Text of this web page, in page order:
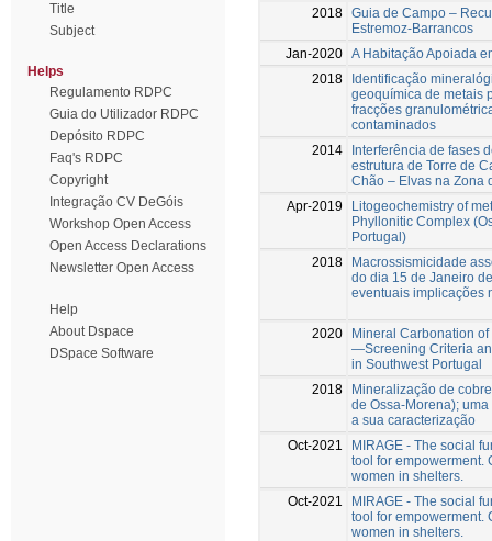
Title
Subject
Helps
Regulamento RDPC
Guia do Utilizador RDPC
Depósito RDPC
Faq's RDPC
Copyright
Integração CV DeGóis
Workshop Open Access
Open Access Declarations
Newsletter Open Access
Help
About Dspace
DSpace Software
2018 Guia de Campo –
Estremoz-Barrancos
Jan-2020 A Habitação Apoiada
2018
Identificação
geoquímica de metais
fracções
contaminados
2014
Interferência de fases
estrutura de Torre de
Chão – Elvas na Zona
Apr-2019
Litogeochemistry of
Phyllonitic Complex
Portugal)
2018
Macrossismicidade
do dia 15 de Janeiro
eventuais implicações
2020
Mineral Carbonation
—Screening Criteria
in Southwest Portugal
2018
Mineralização de
de Ossa-Morena);
a sua caracterização
Oct-2021
MIRAGE - The social
tool for empowerment.
women in shelters.
Oct-2021
MIRAGE - The social
tool for empowerment.
women in shelters.